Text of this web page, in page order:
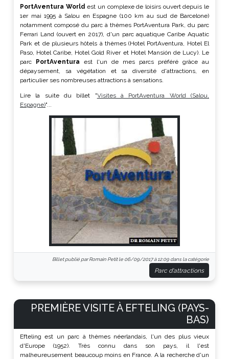
PortAventura World est un complexe de loisirs ouvert depuis le
1er mai 1995 à Salou en Espagne (100 km au sud de Barcelone)
notamment composé du parc à thèmes PortAventura Park, du parc
Ferrari Land (ouvert en 2017), d'un parc aquatique Caribe Aquatic
Park et de plusieurs hôtels à thèmes (Hotel PortAventura, Hotel El
Paso, Hotel Caribe, Hotel Gold River et Hotel Mansión de Lucy). Le
parc
PortAventura est l'un de mes parcs préféré grâce au
dépaysement, sa végétation et sa diversité d'attractions, en
particulier ses nombreuses attractions à sensations.
Lire la suite du billet "Visites à PortAventura World (Salou,
Espagne)"...
Billet publié par Romain Petit le 06/09/2017 à 12:09 dans la catégorie
Parc d'attractions
PREMIÈRE VISITE À EFTELING (PAYS-
BAS)
Efteling est un parc à thèmes néerlandais, l'un des plus vieux
d'Europe (1952). Très connu dans son pays, il l'est
malheureusement beaucoup moins en France. A la recherche d'un